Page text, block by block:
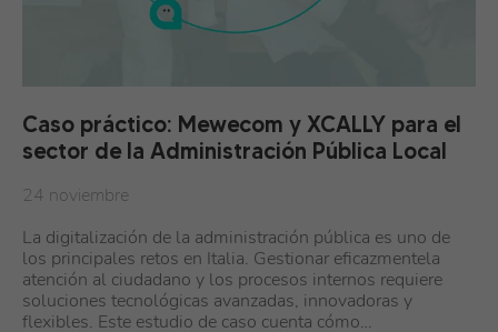
Caso práctico: Mewecom y XCALLY para el
sector de la Administración Pública Local
24 noviembre
La digitalización de la administración pública es uno de
los principales retos en Italia. Gestionar eficazmentela
atención al ciudadano y los procesos internos requiere
soluciones tecnológicas avanzadas, innovadoras y
flexibles. Este estudio de caso cuenta cómo…